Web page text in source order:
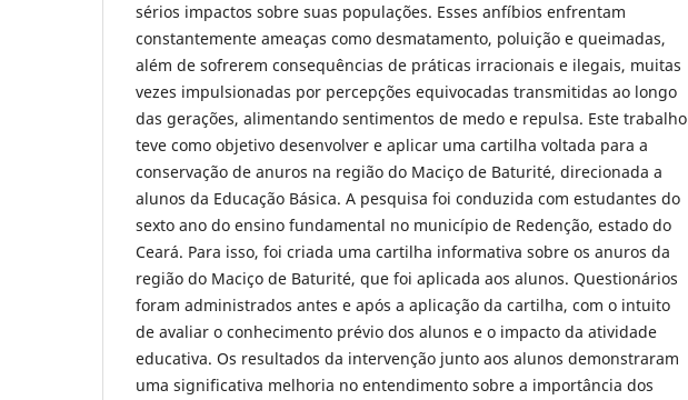
sérios impactos sobre suas populações. Esses anfíbios enfrentam
constantemente ameaças como desmatamento, poluição e queimadas,
além de sofrerem consequências de práticas irracionais e ilegais, muitas
vezes impulsionadas por percepções equivocadas transmitidas ao longo
das gerações, alimentando sentimentos de medo e repulsa. Este trabalho
teve como objetivo desenvolver e aplicar uma cartilha voltada para a
conservação de anuros na região do Maciço de Baturité, direcionada a
alunos da Educação Básica. A pesquisa foi conduzida com estudantes do
sexto ano do ensino fundamental no município de Redenção, estado do
Ceará. Para isso, foi criada uma cartilha informativa sobre os anuros da
região do Maciço de Baturité, que foi aplicada aos alunos. Questionários
foram administrados antes e após a aplicação da cartilha, com o intuito
de avaliar o conhecimento prévio dos alunos e o impacto da atividade
educativa. Os resultados da intervenção junto aos alunos demonstraram
uma significativa melhoria no entendimento sobre a importância dos